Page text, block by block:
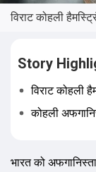
विराट कोहली
Story
विराट कोहली
कोहली
भारत को